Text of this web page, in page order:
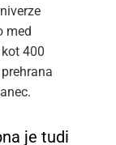
med
400
je tudi